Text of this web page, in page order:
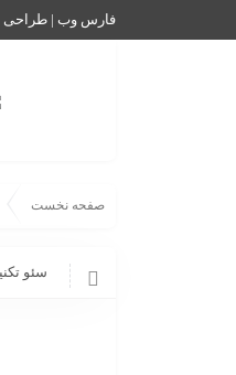
فارس وب | طراحی
صفحه نخست
سئو تکنیکال چیست؟ 12